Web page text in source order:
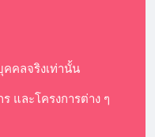
คลจริงเท่านั้น
และโครงการต่าง ๆ